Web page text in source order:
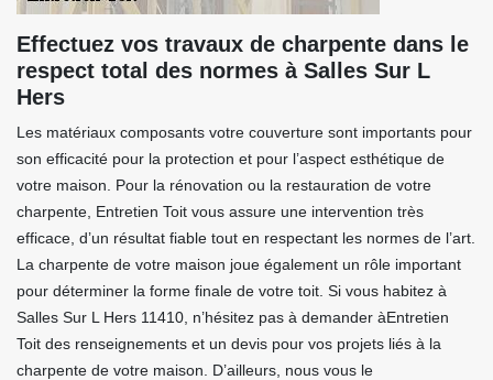
Effectuez vos travaux de charpente dans le
respect total des normes à Salles Sur L
Hers
Les matériaux composants votre couverture sont importants pour
son efficacité pour la protection et pour l’aspect esthétique de
votre maison. Pour la rénovation ou la restauration de votre
charpente, Entretien Toit vous assure une intervention très
efficace, d’un résultat fiable tout en respectant les normes de l’art.
La charpente de votre maison joue également un rôle important
pour déterminer la forme finale de votre toit. Si vous habitez à
Salles Sur L Hers 11410, n’hésitez pas à demander àEntretien
Toit des renseignements et un devis pour vos projets liés à la
charpente de votre maison. D’ailleurs, nous vous le